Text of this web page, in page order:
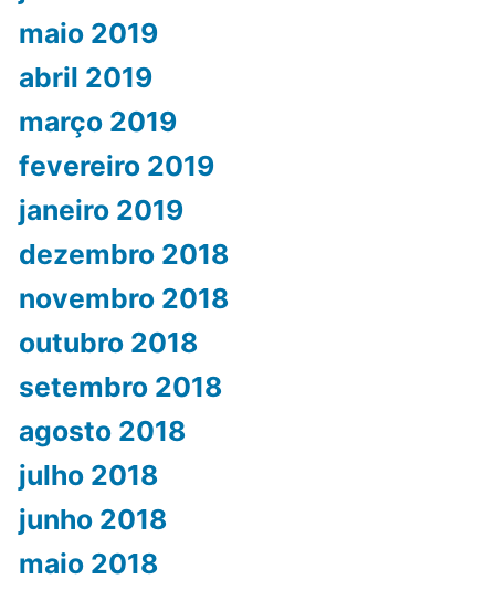
maio 2019
abril 2019
março 2019
fevereiro 2019
janeiro 2019
dezembro 2018
novembro 2018
outubro 2018
setembro 2018
agosto 2018
julho 2018
junho 2018
maio 2018